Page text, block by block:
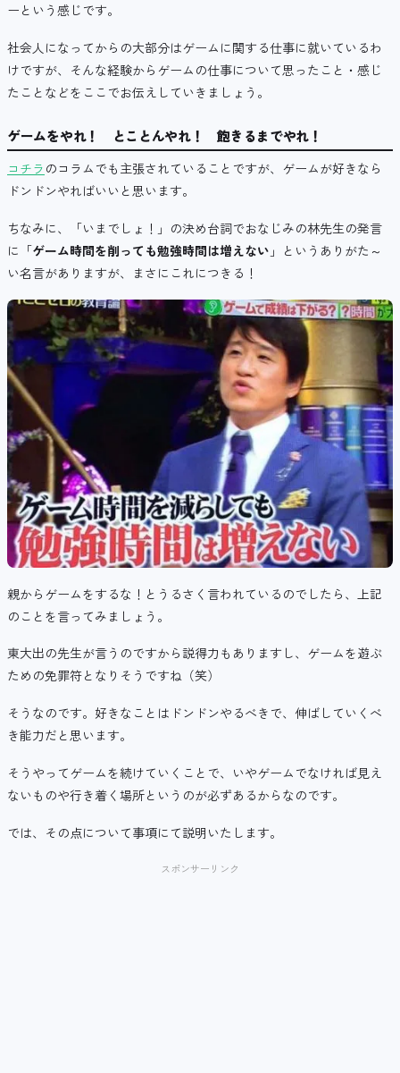
ーという感じです。
社会人になってからの大部分はゲームに関する仕事に就いているわ
けですが、そんな経験からゲームの仕事について思ったこと・感じ
たことなどをここでお伝えしていきましょう。
ゲームをやれ！ とことんやれ！ 飽きるまでやれ！
コチラ のコラムでも主張されていることですが、ゲームが好きなら
ドンドンやればいいと思います。
ちなみに、「いまでしょ！」の決め台詞でおなじみの林先生の発言
に「ゲーム時間を削っても勉強時間は増えない 」というありがた～
い名言がありますが、まさにこれにつきる！
親からゲームをするな！とうるさく言われているのでしたら、上記
のことを言ってみましょう。
東大出の先生が言うのですから説得力もありますし、ゲームを遊ぶ
ための免罪符となりそうですね（笑）
そうなのです。好きなことはドンドンやるべきで、伸ばしていくべ
き能力だと思います。
そうやってゲームを続けていくことで、いやゲームでなければ見え
ないものや行き着く場所というのが必ずあるからなのです。
では、その点について事項にて説明いたします。
スポンサーリンク